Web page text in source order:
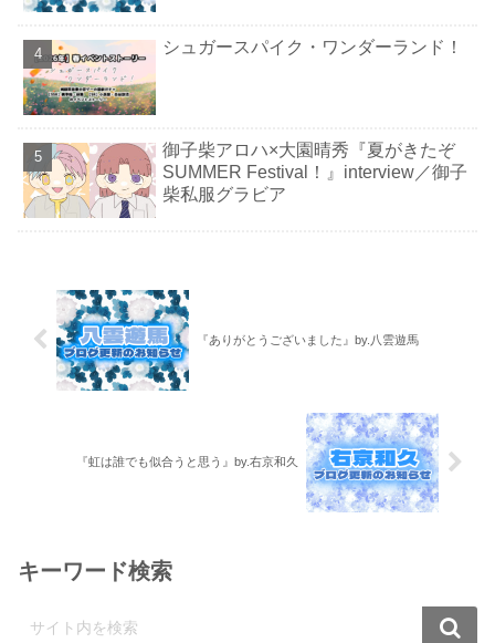
シュガースパイク・ワンダーランド！
御子柴アロハ×大園晴秀『夏がきたぞ
SUMMER Festival！』interview／御子
柴私服グラビア
『ありがとうございました』by.八雲遊馬
『虹は誰でも似合うと思う』by.右京和久
キーワード検索